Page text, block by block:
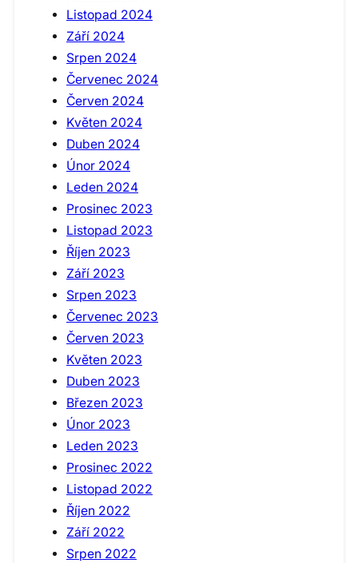
Listopad 2024
Září 2024
Srpen 2024
Červenec 2024
Červen 2024
Květen 2024
Duben 2024
Únor 2024
Leden 2024
Prosinec 2023
Listopad 2023
Říjen 2023
Září 2023
Srpen 2023
Červenec 2023
Červen 2023
Květen 2023
Duben 2023
Březen 2023
Únor 2023
Leden 2023
Prosinec 2022
Listopad 2022
Říjen 2022
Září 2022
Srpen 2022